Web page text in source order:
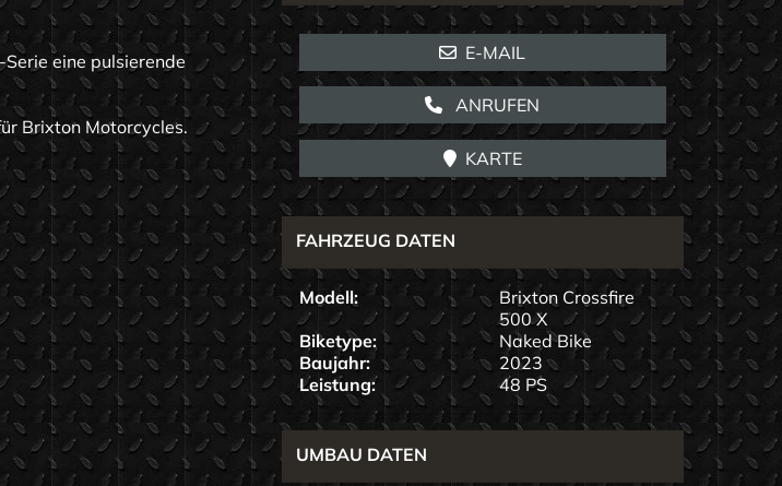
eine pulsierende
Brixton Motorcycles.
E-MAIL
ANRUFEN
KARTE
FAHRZEUG DATEN
Modell:
Brixton Crossfire
500 X
Biketype:
Naked Bike
Baujahr:
2023
Leistung:
48 PS
UMBAU DATEN